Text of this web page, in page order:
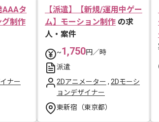
AAAタ
グ制作
ナー
【派遣】【新規/運用中ゲー
ム】モーション制作 の求
人・案件
~1,750円／時
派遣
2Dアニメーター , 2Dモーシ
ョンデザイナー
東新宿（東京都）